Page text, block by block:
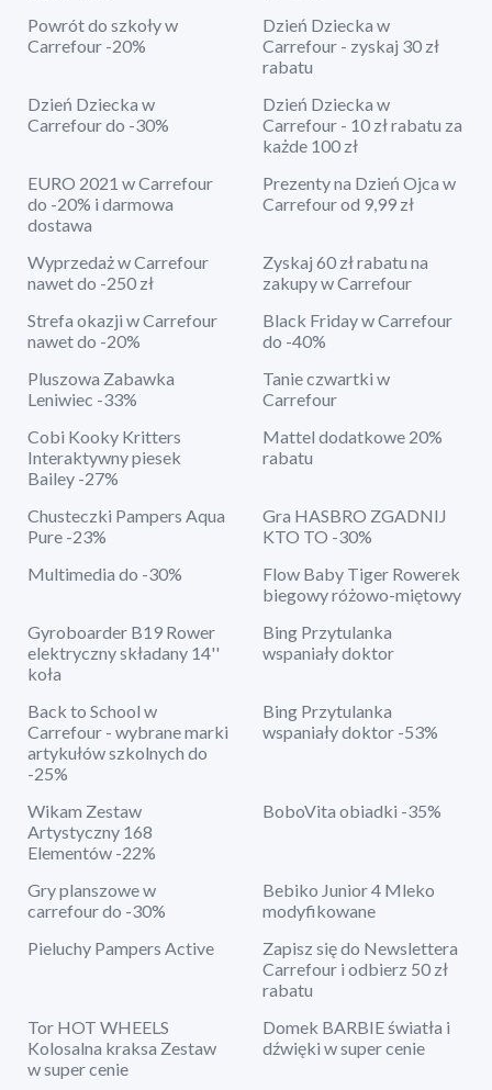
Powrót do szkoły w
Carrefour -20%
Dzień Dziecka w
Carrefour - zyskaj 30 zł
rabatu
Dzień Dziecka w
Carrefour do -30%
Dzień Dziecka w
Carrefour - 10 zł rabatu za
każde 100 zł
EURO 2021 w Carrefour
do -20% i darmowa
dostawa
Prezenty na Dzień Ojca w
Carrefour od 9,99 zł
Wyprzedaż w Carrefour
nawet do -250 zł
Zyskaj 60 zł rabatu na
zakupy w Carrefour
Strefa okazji w Carrefour
nawet do -20%
Black Friday w Carrefour
do -40%
Pluszowa Zabawka
Leniwiec -33%
Tanie czwartki w
Carrefour
Cobi Kooky Kritters
Interaktywny piesek
Bailey -27%
Mattel dodatkowe 20%
rabatu
Chusteczki Pampers Aqua
Pure -23%
Gra HASBRO ZGADNIJ
KTO TO -30%
Multimedia do -30%
Flow Baby Tiger Rowerek
biegowy różowo-miętowy
Gyroboarder B19 Rower
elektryczny składany 14''
koła
Bing Przytulanka
wspaniały doktor
Back to School w
Carrefour - wybrane marki
artykułów szkolnych do
-25%
Bing Przytulanka
wspaniały doktor -53%
Wikam Zestaw
Artystyczny 168
Elementów -22%
BoboVita obiadki -35%
Gry planszowe w
carrefour do -30%
Bebiko Junior 4 Mleko
modyfikowane
Pieluchy Pampers Active
Zapisz się do Newslettera
Carrefour i odbierz 50 zł
rabatu
Tor HOT WHEELS
Kolosalna kraksa Zestaw
w super cenie
Domek BARBIE światła i
dźwięki w super cenie